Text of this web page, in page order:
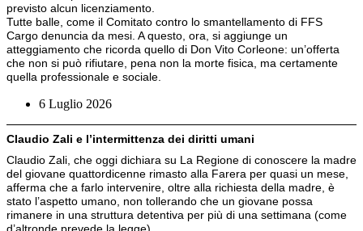
previsto alcun licenziamento.
Tutte balle, come il Comitato contro lo smantellamento di FFS
Cargo denuncia da mesi. A questo, ora, si aggiunge un
atteggiamento che ricorda quello di Don Vito Corleone: un’offerta
che non si può rifiutare, pena non la morte fisica, ma certamente
quella professionale e sociale.
6 Luglio 2026
Claudio Zali e l’intermittenza dei diritti umani
Claudio Zali, che oggi dichiara su La Regione di conoscere la madre
del giovane quattordicenne rimasto alla Farera per quasi un mese,
afferma che a farlo intervenire, oltre alla richiesta della madre, è
stato l’aspetto umano, non tollerando che un giovane possa
rimanere in una struttura detentiva per più di una settimana (come